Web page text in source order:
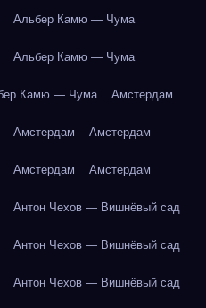
Альбер Камю — Чума
Альбер Камю — Чума
Камю — Чума Амстердам
Амстердам Амстердам
Амстердам Амстердам
Антон Чехов — Вишнёвый сад
Антон Чехов — Вишнёвый сад
Антон Чехов — Вишнёвый сад